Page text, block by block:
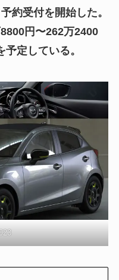
約受付を開始した。
円〜262万2400
定している。